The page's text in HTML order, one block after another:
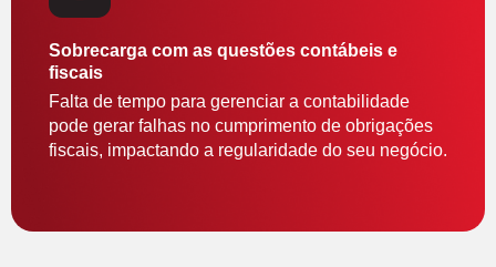
Sobrecarga com as questões contábeis e
fiscais
Falta de tempo para gerenciar a contabilidade
pode gerar falhas no cumprimento de obrigações
fiscais, impactando a regularidade do seu negócio.